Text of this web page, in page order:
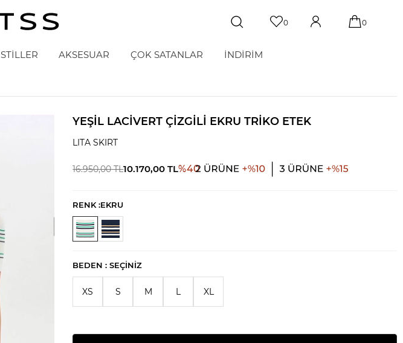
0 0
STİLLER AKSESUAR ÇOK SATANLAR İNDİRİM
YEŞIL LACIVERT ÇIZGILI EKRU TRIKO ETEK
LITA SKIRT
16.950,00TL10.170,00 TL%40
RENK :EKRU
BEDEN :SEÇINIZ
XS S M L XL